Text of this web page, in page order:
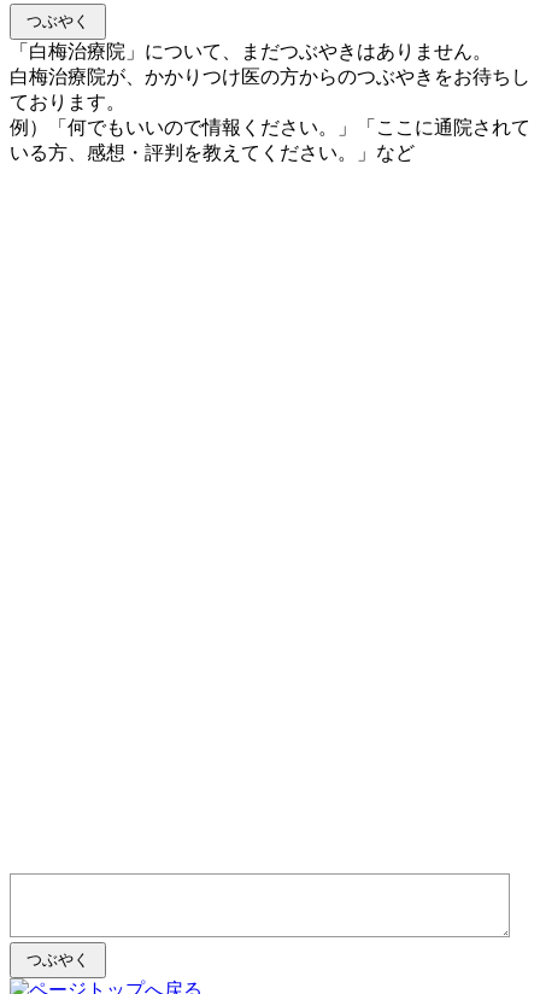
「白梅治療院」について、まだつぶやきはありません。
白梅治療院が、かかりつけ医の方からのつぶやきをお待ちし
ております。
例）「何でもいいので情報ください。」「ここに通院されて
いる方、感想・評判を教えてください。」など